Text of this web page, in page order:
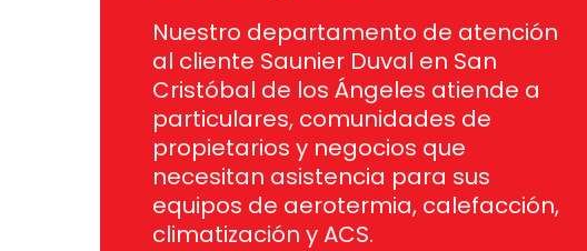
Nuestro departamento de atención
al cliente Saunier Duval en San
Cristóbal de los Ángeles atiende a
particulares, comunidades de
propietarios y negocios que
necesitan asistencia para sus
equipos de aerotermia, calefacción,
climatización y ACS.